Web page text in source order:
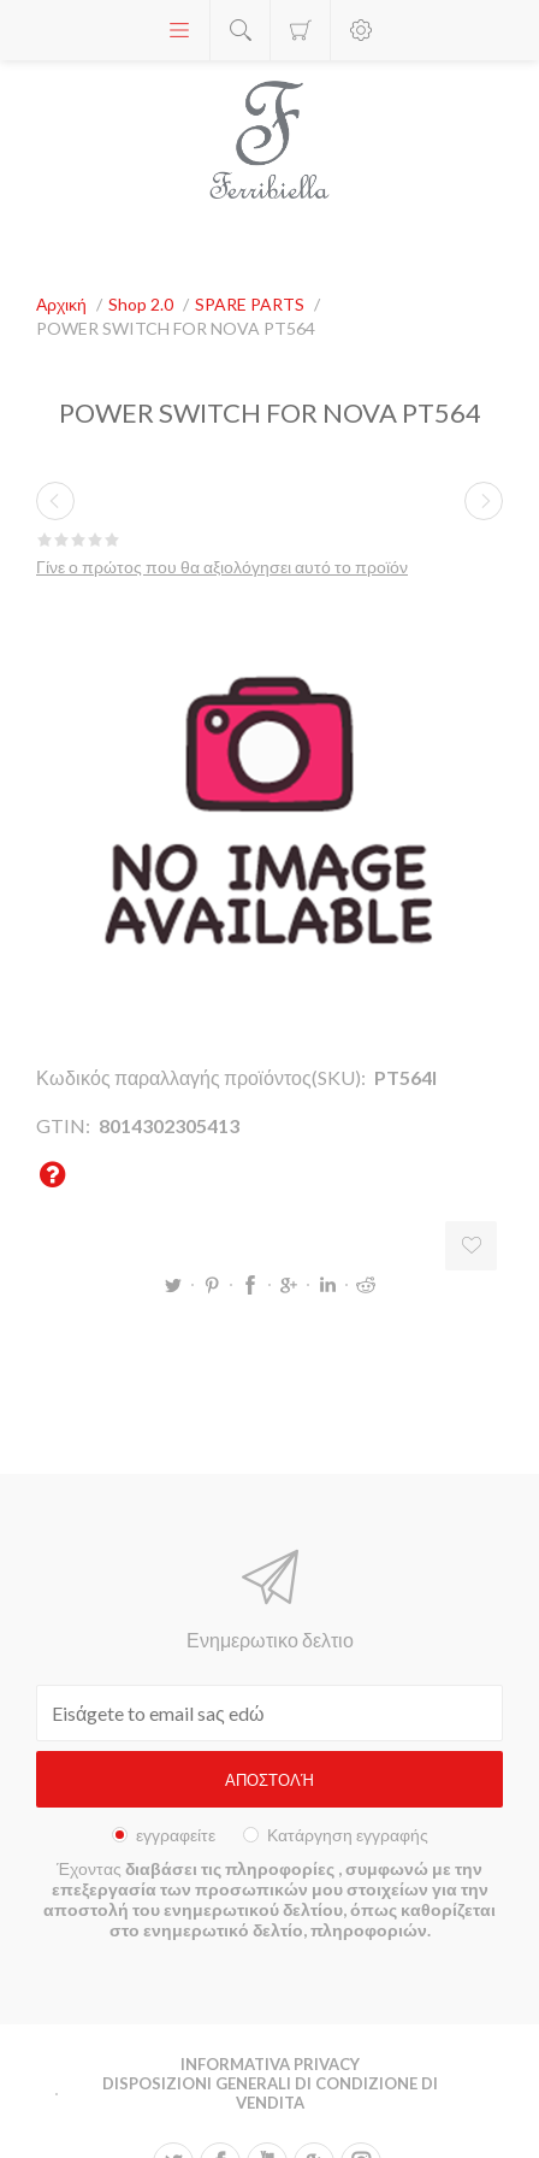
Αρχική / Shop 2.0 / SPARE PARTS /
POWER SWITCH FOR NOVA PT564
POWER SWITCH FOR NOVA PT564
Γίνε ο πρώτος που θα αξιολόγησει αυτό το προϊόν
Κωδικός παραλλαγής προϊόντος(SKU): PT564I
GTIN: 8014302305413
Ενημερωτικο δελτιο
εγγραφείτε
Κατάργηση εγγραφής
Έχοντας διαβάσει τις πληροφορίες , συμφωνώ με την
επεξεργασία των προσωπικών μου στοιχείων για την
αποστολή του ενημερωτικού δελτίου, όπως καθορίζεται
στο ενημερωτικό δελτίο, πληροφοριών.
INFORMATIVA PRIVACY
DISPOSIZIONI GENERALI DI CONDIZIONE DI
VENDITA